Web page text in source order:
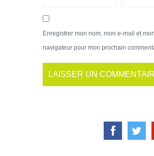
Enregistrer mon nom, mon e-mail et
navigateur pour mon prochain